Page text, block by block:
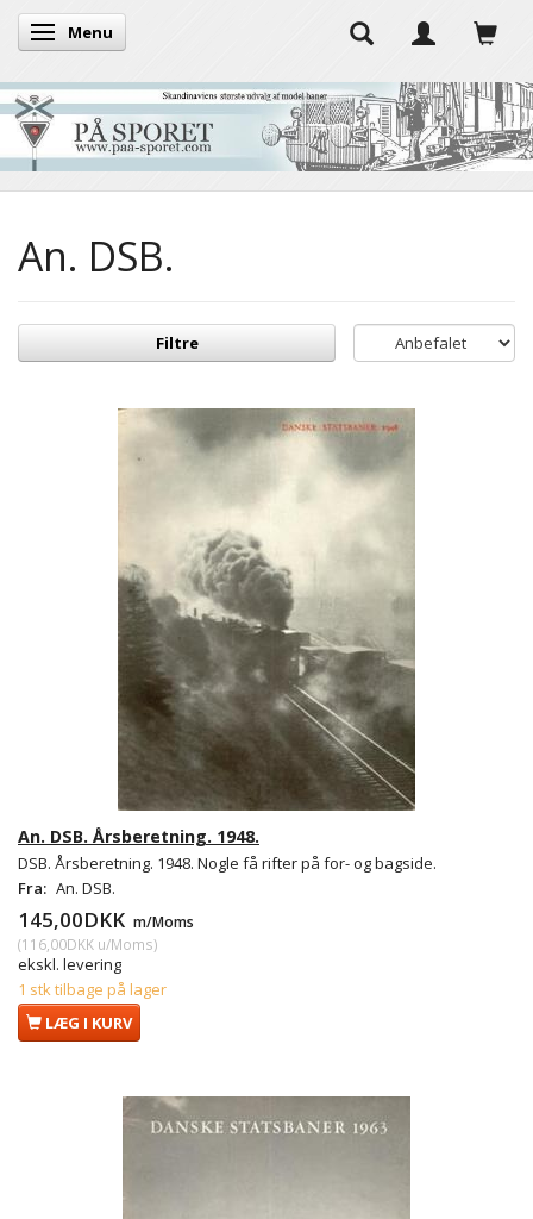
Skifte navigation
Menu
An. DSB.
Filtre
An. DSB. Årsberetning. 1948.
DSB. Årsberetning. 1948. Nogle få rifter på for- og bagside.
Fra: An. DSB.
145,00DKK m/Moms
(116,00DKK u/Moms)
ekskl. levering
1 stk tilbage på lager
LÆG I KURV